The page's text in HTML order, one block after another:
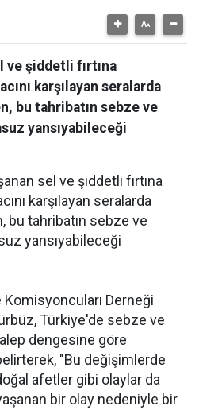
ve şiddetli fırtına
karşılayan seralarda
bu tahribatın sebze ve
yansıyabileceği
sel ve şiddetli fırtına
karşılayan seralarda
bu tahribatın sebze ve
yansıyabileceği
Derneği
Türkiye'de sebze ve
dengesine göre
"Bu değişimlerde
afetler gibi olaylar da
bir olay nedeniyle bir